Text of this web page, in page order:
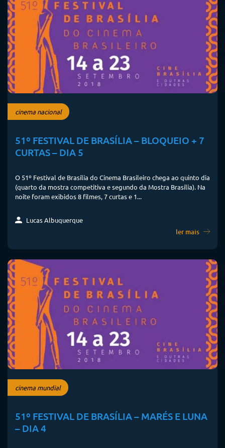
cinema nacional
51º FESTIVAL DE BRASÍLIA – BLOQUEIO + 7
CURTAS – DIA 5
O 51º Festival de Brasília do Cinema Brasileiro chega ao quinto dia
(quarto da mostra competitiva e segundo da Mostra Brasília). Na
noite foram exibidos 8 filmes, 7 curtas e 1...
Lucas Albuquerque
ler mais
cinema mundial
51º FESTIVAL DE BRASÍLIA – MARÉS E LUNA
– DIA 4